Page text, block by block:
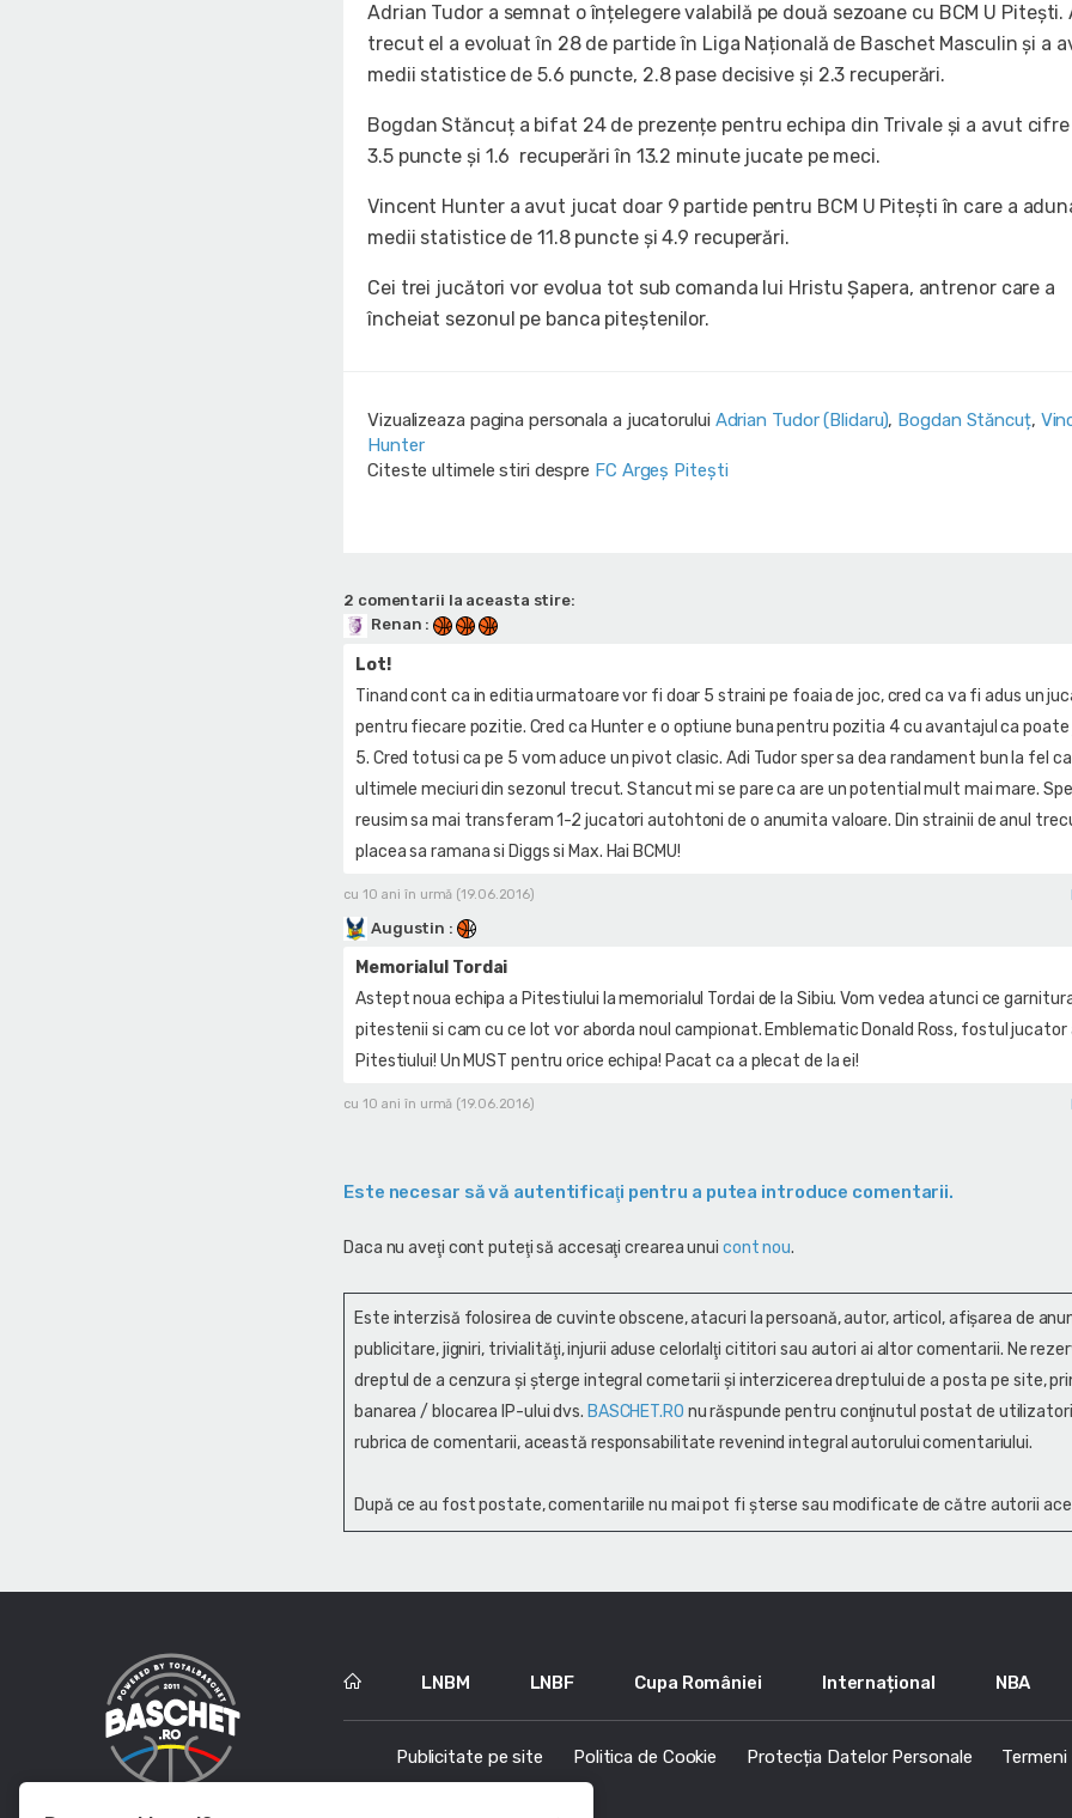
Adrian Tudor a semnat o înțelegere valabilă pe două sezoane cu BCM U Pitești.
trecut el a evoluat în 28 de partide în Liga Națională de Baschet Masculin și a
medii statistice de 5.6 puncte, 2.8 pase decisive și 2.3 recuperări.
Bogdan Stăncuț a bifat 24 de prezențe pentru echipa din Trivale și a avut
3.5 puncte și 1.6 recuperări în 13.2 minute jucate pe meci.
Vincent Hunter a avut jucat doar 9 partide pentru BCM U Pitești în care a
medii statistice de 11.8 puncte și 4.9 recuperări.
Cei trei jucători vor evolua tot sub comanda lui Hristu Șapera, antrenor care a
încheiat sezonul pe banca piteștenilor.
Vizualizeaza pagina personala a jucatorului Adrian Tudor (Blidaru), Bogdan Stăncuț,
Hunter
Citeste ultimele stiri despre FC Argeș Pitești
2 comentarii la aceasta stire:
Renan :
Lot!
Tinand cont ca in editia urmatoare vor fi doar 5 straini pe foaia de joc, cred ca va fi adus un
pentru fiecare pozitie. Cred ca Hunter e o optiune buna pentru pozitia 4 cu avantajul ca poate
5. Cred totusi ca pe 5 vom aduce un pivot clasic. Adi Tudor sper sa dea randament bun la fel ca
ultimele meciuri din sezonul trecut. Stancut mi se pare ca are un potential mult mai mare.
reusim sa mai transferam 1-2 jucatori autohtoni de o anumita valoare. Din strainii de anul
placea sa ramana si Diggs si Max. Hai BCMU!
cu 10 ani în urmă (19.06.2016)
Augustin :
Memorialul Tordai
Astept noua echipa a Pitestiului la memorialul Tordai de la Sibiu. Vom vedea atunci ce
pitestenii si cam cu ce lot vor aborda noul campionat. Emblematic Donald Ross, fostul jucator
Pitestiului! Un MUST pentru orice echipa! Pacat ca a plecat de la ei!
cu 10 ani în urmă (19.06.2016)
Este necesar să vă autentificaţi pentru a putea introduce comentarii.
Daca nu aveţi cont puteţi să accesaţi crearea unui cont nou.
Este interzisă folosirea de cuvinte obscene, atacuri la persoană, autor, articol, afişarea de
publicitare, jigniri, trivialităţi, injurii aduse celorlalţi cititori sau autori ai altor comentarii. Ne
dreptul de a cenzura și şterge integral cometarii și interzicerea dreptului de a posta pe site,
banarea / blocarea IP-ului dvs. BASCHET.RO nu răspunde pentru conţinutul postat de
rubrica de comentarii, această responsabilitate revenind integral autorului comentariului.
După ce au fost postate, comentariile nu mai pot fi șterse sau modificate de către autorii
LNBM LNBF Cupa României Internațional NBA
Publicitate pe site Politica de Cookie Protecția Datelor Personale